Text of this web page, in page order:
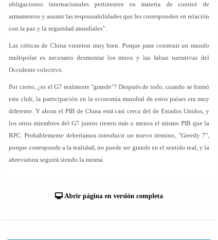
obligaciones internacionales pertinentes en materia de control de
armamentos y asumir las responsabilidades que les corresponden en relación
con la paz y la seguridad mundiales".
Las críticas de China vinieron muy bien. Porque para construir un mundo
multipolar es necesario desmontar los mitos y las falsas narrativas del
Occidente colectivo.
Por cierto, ¿es el G7 realmente "grande"? Después de todo, cuando se formó
este club, la participación en la economía mundial de estos países era muy
diferente. Y ahora el PIB de China está casi cerca del de Estados Unidos, y
los otros miembros del G7 juntos tienen más o menos el mismo PIB que la
RPC. Probablemente deberíamos introducir un nuevo término, "Greedy 7",
porque corresponde a la realidad, no puede ser grande en el sentido real, y la
abreviatura seguirá siendo la misma.
Abrir página en versión completa